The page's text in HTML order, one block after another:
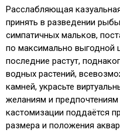
Расслабляющая
принять в разведении
симпатичных мальков,
по максимально выгодной
последние растут,
водных растений,
камней, украсьте
желаниям и
кастомизации поддаётся
размера и положения